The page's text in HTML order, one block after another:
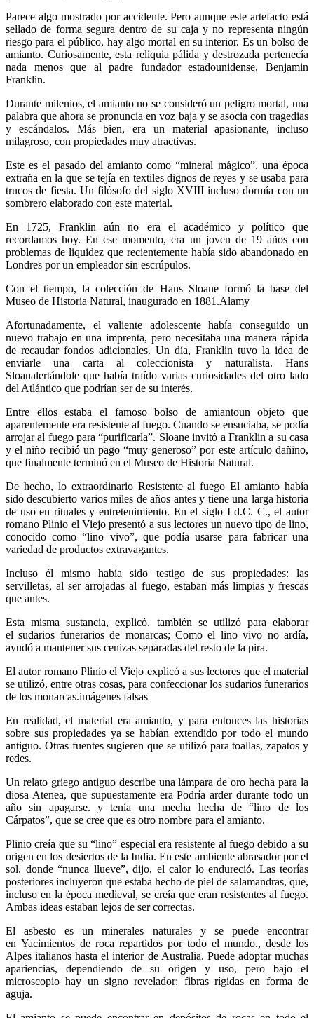
Parece algo mostrado por accidente. Pero aunque este artefacto está
sellado de forma segura dentro de su caja y no representa ningún
riesgo para el público, hay algo mortal en su interior. Es un bolso de
amianto. Curiosamente, esta reliquia pálida y destrozada pertenecía
nada menos que al padre fundador estadounidense, Benjamin
Franklin.
Durante milenios, el amianto no se consideró un peligro mortal, una
palabra que ahora se pronuncia en voz baja y se asocia con tragedias
y escándalos. Más bien, era un material apasionante, incluso
milagroso, con propiedades muy atractivas.
Este es el pasado del amianto como “mineral mágico”, una época
extraña en la que se tejía en textiles dignos de reyes y se usaba para
trucos de fiesta. Un filósofo del siglo XVIII incluso dormía con un
sombrero elaborado con este material.
En 1725, Franklin aún no era el académico y político que
recordamos hoy. En ese momento, era un joven de 19 años con
problemas de liquidez que recientemente había sido abandonado en
Londres por un empleador sin escrúpulos.
Con el tiempo, la colección de Hans Sloane formó la base del
Museo de Historia Natural, inaugurado en 1881.Alamy
Afortunadamente, el valiente adolescente había conseguido un
nuevo trabajo en una imprenta, pero necesitaba una manera rápida
de recaudar fondos adicionales. Un día, Franklin tuvo la idea de
enviarle una carta al coleccionista y naturalista. Hans
Sloanalertándole que había traído varias curiosidades del otro lado
del Atlántico que podrían ser de su interés.
Entre ellos estaba el famoso bolso de amiantoun objeto que
aparentemente era resistente al fuego. Cuando se ensuciaba, se podía
arrojar al fuego para “purificarla”. Sloane invitó a Franklin a su casa
y el niño recibió un pago “muy generoso” por este artículo dañino,
que finalmente terminó en el Museo de Historia Natural.
De hecho, lo extraordinario Resistente al fuego El amianto había
sido descubierto varios miles de años antes y tiene una larga historia
de uso en rituales y entretenimiento. En el siglo I d.C. C., el autor
romano Plinio el Viejo presentó a sus lectores un nuevo tipo de lino,
conocido como “lino vivo”, que podía usarse para fabricar una
variedad de productos extravagantes.
Incluso él mismo había sido testigo de sus propiedades: las
servilletas, al ser arrojadas al fuego, estaban más limpias y frescas
que antes.
Esta misma sustancia, explicó, también se utilizó para elaborar
el sudarios funerarios de monarcas; Como el lino vivo no ardía,
ayudó a mantener sus cenizas separadas del resto de la pira.
El autor romano Plinio el Viejo explicó a sus lectores que el material
se utilizó, entre otras cosas, para confeccionar los sudarios funerarios
de los monarcas.imágenes falsas
En realidad, el material era amianto, y para entonces las historias
sobre sus propiedades ya se habían extendido por todo el mundo
antiguo. Otras fuentes sugieren que se utilizó para toallas, zapatos y
redes.
Un relato griego antiguo describe una lámpara de oro hecha para la
diosa Atenea, que supuestamente era Podría arder durante todo un
año sin apagarse. y tenía una mecha hecha de “lino de los
Cárpatos”, que se cree que es otro nombre para el amianto.
Plinio creía que su “lino” especial era resistente al fuego debido a su
origen en los desiertos de la India. En este ambiente abrasador por el
sol, donde “nunca llueve”, dijo, el calor lo endureció. Las teorías
posteriores incluyeron que estaba hecho de piel de salamandras, que,
incluso en la época medieval, se creía que eran resistentes al fuego.
Ambas ideas estaban lejos de ser correctas.
El asbesto es un minerales naturales y se puede encontrar
en Yacimientos de roca repartidos por todo el mundo., desde los
Alpes italianos hasta el interior de Australia. Puede adoptar muchas
apariencias, dependiendo de su origen y uso, pero bajo el
microscopio hay un signo revelador: fibras rígidas en forma de
aguja.